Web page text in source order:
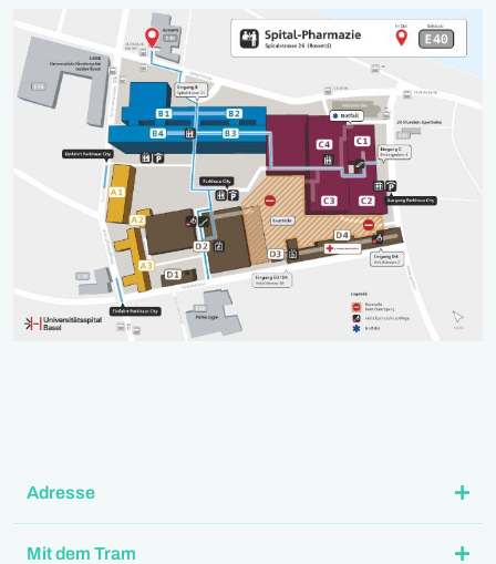
Adresse
Mit dem Tram